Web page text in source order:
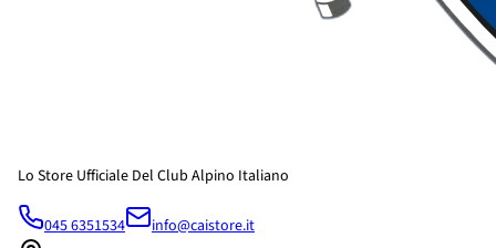
Lo Store Ufficiale Del Club Alpino Italiano
045 6351534
info@caistore.it